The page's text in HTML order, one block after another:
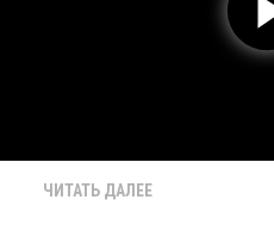
ЧИТАТЬ ДАЛЕЕ